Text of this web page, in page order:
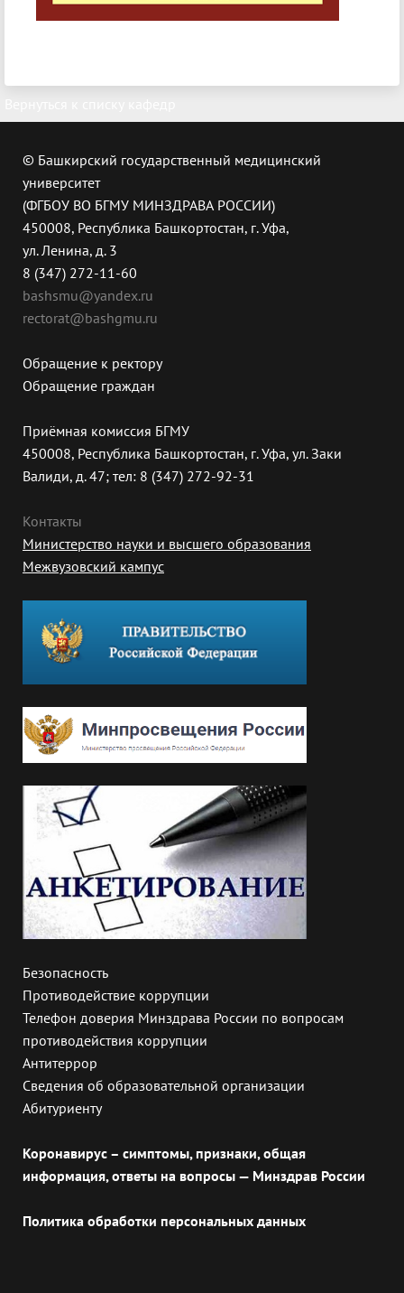
© Башкирский государственный медицинский
университет
(ФГБОУ ВО БГМУ МИНЗДРАВА РОССИИ)
450008, Республика Башкортостан, г. Уфа,
ул. Ленина, д. 3
8 (347) 272-11-60
bashsmu@yandex.ru
rectorat@bashgmu.ru
Обращение к ректору
Обращение граждан
Приёмная комиссия БГМУ
450008, Республика Башкортостан, г. Уфа, ул. Заки
Валиди, д. 47; тел: 8 (347) 272-92-31
Контакты
Министерство науки и высшего образования
Межвузовский кампус
Безопасность
Противодействие коррупции
Телефон доверия Минздрава России по вопросам
противодействия коррупции
Антитеррор
Сведения об образовательной организации
Абитуриенту
Коронавирус – симптомы, признаки, общая
информация, ответы на вопросы — Минздрав России
Политика обработки персональных данных